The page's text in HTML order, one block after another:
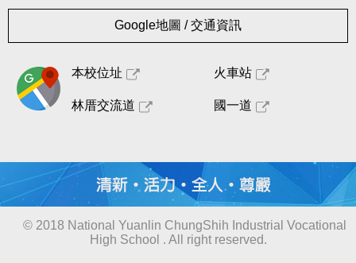
Google地圖 / 交通資訊
本校位址 火車站
林厝交流道 國一道
© 2018 National Yuanlin ChungShih Industrial Vocational
High School . All right reserved.